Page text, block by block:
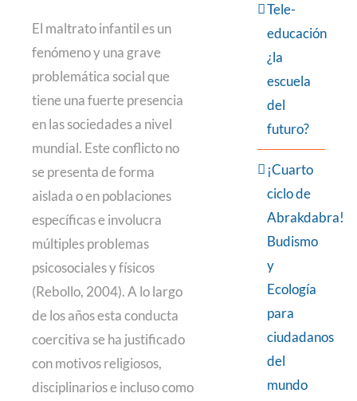
El maltrato infantil es un
fenómeno y una grave
problemática social que
tiene una fuerte presencia
en las sociedades a nivel
mundial. Este conflicto no
se presenta de forma
aislada o en poblaciones
específicas e involucra
múltiples problemas
psicosociales y físicos
(Rebollo, 2004). A lo largo
de los años esta conducta
coercitiva se ha justificado
con motivos religiosos,
disciplinarios e incluso como
Tele-
educación
¿la
escuela
del
futuro?
¡Cuarto
ciclo de
Abrakdabra!
Budismo
y
Ecología
para
ciudadanos
del
mundo